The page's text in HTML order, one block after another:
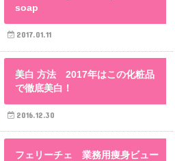
soap
2017.01.11
美白 方法 2017年はこの化粧品
で徹底美白！
2016.12.30
フェリーチェ 業務用痩身ビュー